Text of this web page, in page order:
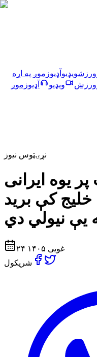
ورزشویډیو آډیوزموږ په اړه
ورزش ویډیو آډیوزموږ
نړۍټوس نیوز
یوه ایرانی
کې برید
۲۴ غویی ۱۴۰۵
شریکول